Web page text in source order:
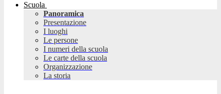
Scuola
Panoramica
Presentazione
I luoghi
Le persone
I numeri della scuola
Le carte della scuola
Organizzazione
La storia